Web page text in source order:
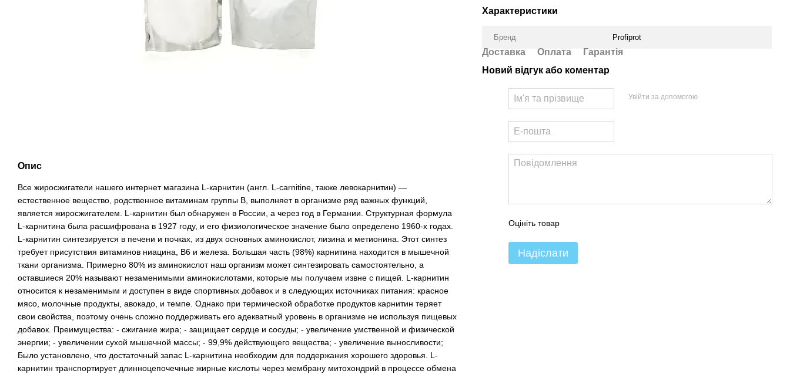
Опис
Все жиросжигатели нашего интернет магазина L-карнитин (англ. L-carnitine, также левокарнитин) —
естественное вещество, родственное витаминам группы В, выполняет в организме ряд важных функций,
является жиросжигателем. L-карнитин был обнаружен в России, а через год в Германии. Структурная формула
L-карнитина была расшифрована в 1927 году, и его физиологическое значение было определено 1960-х годах.
L-карнитин синтезируется в печени и почках, из двух основных аминокислот, лизина и метионина. Этот синтез
требует присутствия витаминов ниацина, В6 и железа. Большая часть (98%) карнитина находится в мышечной
ткани организма. Примерно 80% из аминокислот наш организм может синтезировать самостоятельно, а
оставшиеся 20% называют незаменимыми аминокислотами, которые мы получаем извне с пищей. L-карнитин
относится к незаменимым и доступен в виде спортивных добавок и в следующих источниках питания: красное
мясо, молочные продукты, авокадо, и темпе. Однако при термической обработке продуктов карнитин теряет
свои свойства, поэтому очень сложно поддерживать его адекватный уровень в организме не используя пищевых
добавок. Преимущества: - сжигание жира; - защищает сердце и сосуды; - увеличение умственной и физической
энергии; - увеличении сухой мышечной массы; - 99,9% действующего вещества; - увеличение выносливости;
Было установлено, что достаточный запас L-карнитина необходим для поддержания хорошего здоровья. L-
карнитин транспортирует длинноцепочечные жирные кислоты через мембрану митохондрий в процессе обмена
Характеристики
Бренд Profiprot
Доставка Оплата
Гарантія
Новий відгук або коментар
Увійти за допомогою
Оцініть товар
Надіслати